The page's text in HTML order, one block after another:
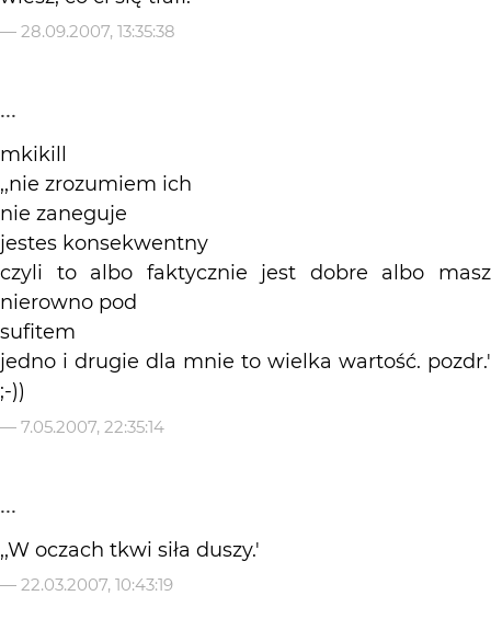
— 28.09.2007, 13:35:38
...
mkikill
,,nie zrozumiem ich
nie zaneguje
jestes konsekwentny
czyli to albo faktycznie jest dobre albo masz
nierowno pod
sufitem
jedno i drugie dla mnie to wielka wartość. pozdr.'
;-))
— 7.05.2007, 22:35:14
...
,,W oczach tkwi siła duszy.'
— 22.03.2007, 10:43:19